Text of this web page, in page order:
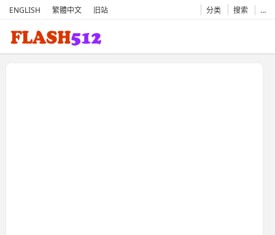
ENGLISH 繁體中文 旧站 分类 搜索 …